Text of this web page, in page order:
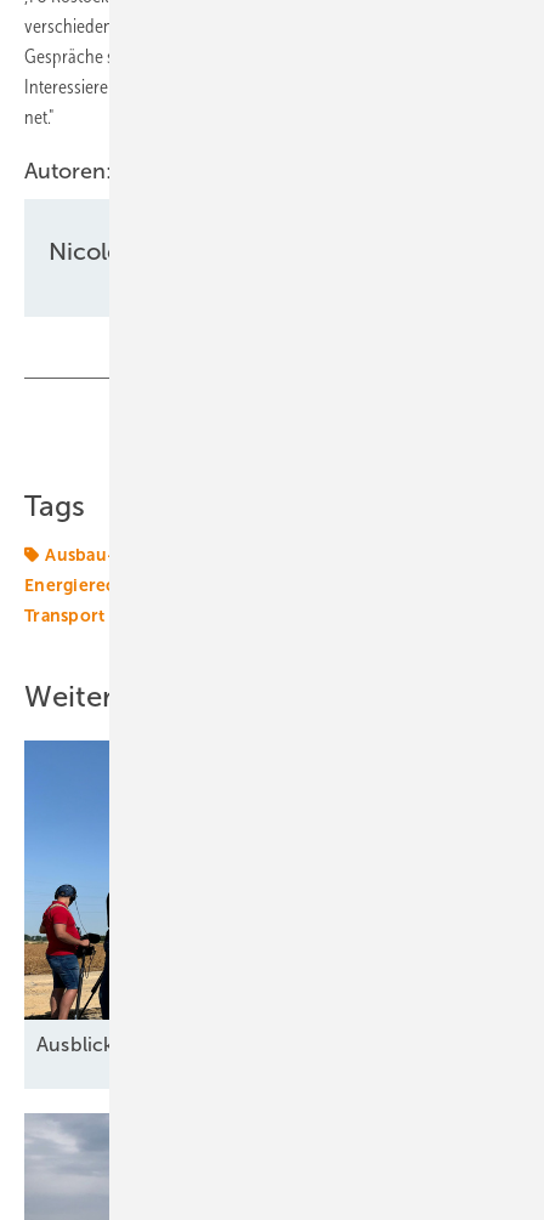
verschiedenen Zulieferfirmen und Herstellern fanden anregende
Gespräche statt. Der Verfasser bedankt sich nochmals bei jedem
Interessierenden und Gesprächspartner auf Messen , per mail und im
net."
Autoren:
Nicole Weinhold
Tags
Ausbau-Ziele
Energierecht
Transport + Logistik
Weitere Inhalte
Ausblick der Windbranche: Was kommt 2026?